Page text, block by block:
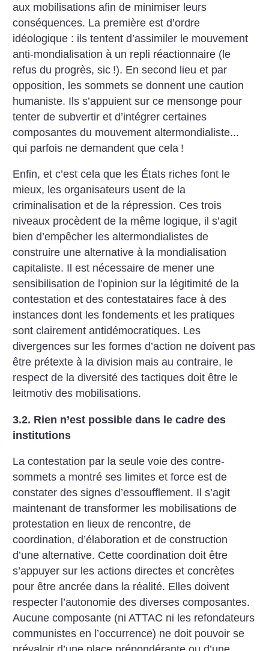
aux mobilisations afin de minimiser leurs
conséquences. La première est d’ordre
idéologique : ils tentent d’assimiler le mouvement
anti-mondialisation à un repli réactionnaire (le
refus du progrès, sic !). En second lieu et par
opposition, les sommets se donnent une caution
humaniste. Ils s’appuient sur ce mensonge pour
tenter de subvertir et d’intégrer certaines
composantes du mouvement altermondialiste...
qui parfois ne demandent que cela !
Enfin, et c’est cela que les États riches font le
mieux, les organisateurs usent de la
criminalisation et de la répression. Ces trois
niveaux procèdent de la même logique, il s’agit
bien d’empêcher les altermondialistes de
construire une alternative à la mondialisation
capitaliste. Il est nécessaire de mener une
sensibilisation de l’opinion sur la légitimité de la
contestation et des contestataires face à des
instances dont les fondements et les pratiques
sont clairement antidémocratiques. Les
divergences sur les formes d’action ne doivent pas
être prétexte à la division mais au contraire, le
respect de la diversité des tactiques doit être le
leitmotiv des mobilisations.
3.2. Rien n’est possible dans le cadre des
institutions
La contestation par la seule voie des contre-
sommets a montré ses limites et force est de
constater des signes d’essoufflement. Il s’agit
maintenant de transformer les mobilisations de
protestation en lieux de rencontre, de
coordination, d’élaboration et de construction
d’une alternative. Cette coordination doit être
s’appuyer sur les actions directes et concrètes
pour être ancrée dans la réalité. Elles doivent
respecter l’autonomie des diverses composantes.
Aucune composante (ni ATTAC ni les refondateurs
communistes en l’occurrence) ne doit pouvoir se